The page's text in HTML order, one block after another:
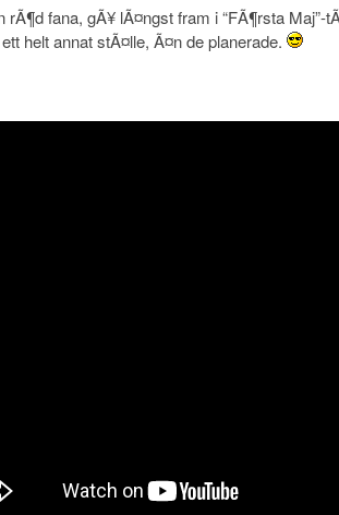
rÃ¶d fana, gÃ¥ lÃ¤ngst fram i “FÃ¶rsta Maj”-
helt annat stÃ¤lle, Ã¤n de planerade.